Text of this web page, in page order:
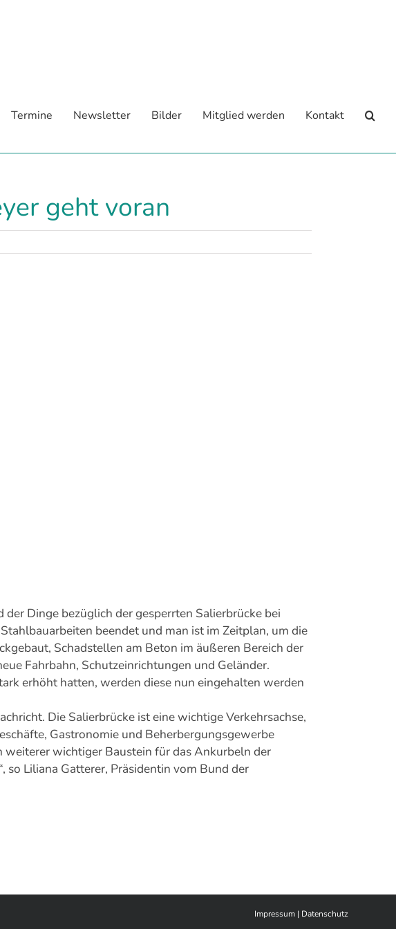
Termine Newsletter Bilder Mitglied werden Kontakt
geht voran
Dinge bezüglich der gesperrten Salierbrücke bei
beendet und man ist im Zeitplan, um die
Schadstellen am Beton im äußeren Bereich der
Fahrbahn, Schutzeinrichtungen und Geländer.
erhöht hatten, werden diese nun eingehalten werden
Die Salierbrücke ist eine wichtige Verkehrsachse,
Gastronomie und Beherbergungsgewerbe
wichtiger Baustein für das Ankurbeln der
so Liliana Gatterer, Präsidentin vom Bund der
Impressum| Datenschutz